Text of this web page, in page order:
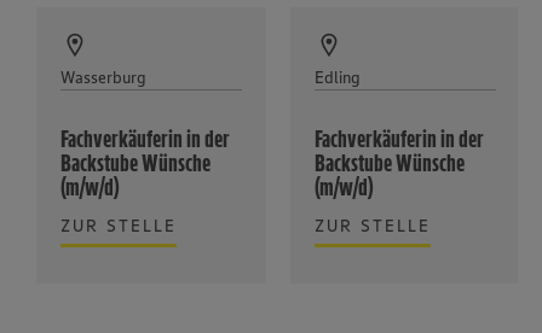
Wasserburg
Fachverkäuferin in der
Backstube Wünsche
(m/w/d)
ZUR STELLE
Edling
Fachverkäuferin in der
Backstube Wünsche
(m/w/d)
ZUR STELLE